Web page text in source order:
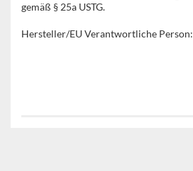
gemäß § 25a USTG.
Hersteller/EU Verantwortliche Person: